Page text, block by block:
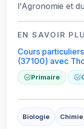
l'Agronomie et
EN SAVOIR
Cours
(37100) avec
Primaire
Biologie Chimie